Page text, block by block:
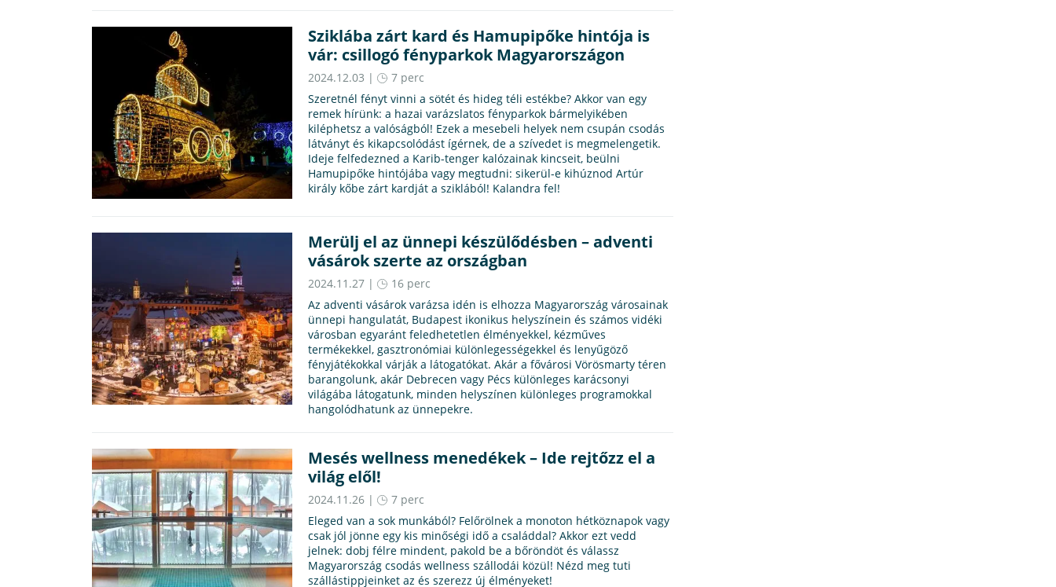
Sziklába zárt kard és Hamupipőke hintója is
vár: csillogó fényparkok Magyarországon
2024.12.03 |
7 perc
Szeretnél fényt vinni a sötét és hideg téli estékbe? Akkor van egy
remek hírünk: a hazai varázslatos fényparkok bármelyikében
kiléphetsz a valóságból! Ezek a mesebeli helyek nem csupán csodás
látványt és kikapcsolódást ígérnek, de a szívedet is megmelengetik.
Ideje felfedezned a Karib-tenger kalózainak kincseit, beülni
Hamupipőke hintójába vagy megtudni: sikerül-e kihúznod Artúr
király kőbe zárt kardját a sziklából! Kalandra fel!
Merülj el az ünnepi készülődésben – adventi
vásárok szerte az országban
2024.11.27 |
16 perc
Az adventi vásárok varázsa idén is elhozza Magyarország városainak
ünnepi hangulatát, Budapest ikonikus helyszínein és számos vidéki
városban egyaránt feledhetetlen élményekkel, kézműves
termékekkel, gasztronómiai különlegességekkel és lenyűgöző
fényjátékokkal várják a látogatókat. Akár a fővárosi Vörösmarty téren
barangolunk, akár Debrecen vagy Pécs különleges karácsonyi
világába látogatunk, minden helyszínen különleges programokkal
hangolódhatunk az ünnepekre.
Mesés wellness menedékek – Ide rejtőzz el a
világ elől!
2024.11.26 |
7 perc
Eleged van a sok munkából? Felőrölnek a monoton hétköznapok vagy
csak jól jönne egy kis minőségi idő a családdal? Akkor ezt vedd
jelnek: dobj félre mindent, pakold be a bőröndöt és válassz
Magyarország csodás wellness szállodái közül! Nézd meg tuti
szállástippjeinket az és szerezz új élményeket!